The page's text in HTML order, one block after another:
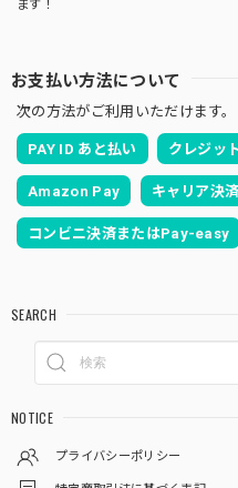
ます！
お支払い方法について
次の方法がご利用いただけます。
PAY ID あと払い クレジッ
Amazon Pay キャリア決済
コンビニ決済またはPay-easy
SEARCH
NOTICE
プライバシーポリシー